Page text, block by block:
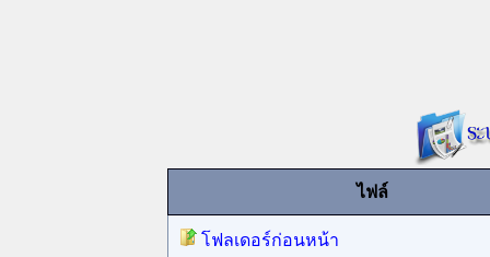
ไฟล์
โฟลเดอร์ก่อนหน้า